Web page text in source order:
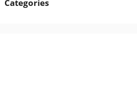
Categories